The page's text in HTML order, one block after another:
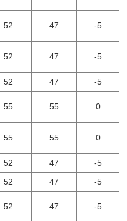
52 47 -5
52 47 -5
52 47
-5
55 55 0
55 55 0
52 47
-5
52 47
-5
52 47 -5